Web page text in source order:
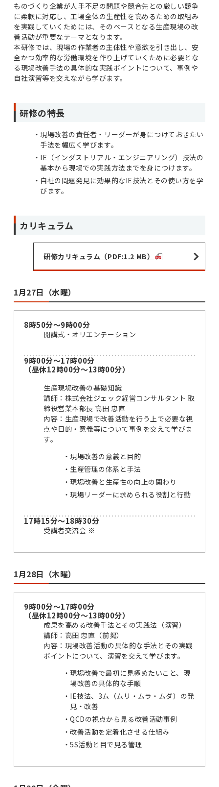
ものづくり企業が人手不足の問題や競合先との厳しい競争
に柔軟に対応し、工場全体の生産性を高めるための取組み
を実践していくためには、そのベースとなる生産現場の改
善活動が重要なテーマとなります。
本研修では、現場の作業者の主体性や意欲を引き出し、安
全かつ効率的な労働環境を作り上げていくために必要とな
る現場改善手法の具体的な実践ポイントについて、事例や
自社演習等を交えながら学びます。
研修の特長
現場改善の責任者・リーダーが身につけておきたい
手法を幅広く学びます。
IE（インダストリアル・エンジニアリング）技法の
基本から現場での実践方法までを身につけます。
自社の問題発見に効果的なIE技法とその使い方を学
びます。
カリキュラム
研修カリキュラム（PDF:1.2 MB）
1月27日（水曜）
8時50分～9時00分
開講式・オリエンテーション
9時00分～17時00分
（昼休12時00分～13時00分）
生産現場改善の基礎知識
講師：株式会社ジェック経営コンサルタント 取
締役営業本部長 高田 忠直
内容：生産現場で改善活動を行う上で必要な視
点や目的・意義等について事例を交えて学びま
す。
現場改善の意義と目的
生産管理の体系と手法
現場改善と生産性の向上の関わり
現場リーダーに求められる役割と行動
17時15分～18時30分
受講者交流会 ※
1月28日（木曜）
9時00分～17時00分
（昼休12時00分～13時00分）
成果を高める改善手法とその実践法（演習）
講師：高田 忠直（前掲）
内容：現場改善活動の具体的な手法とその実践
ポイントについて、演習を交えて学びます。
現場改善で最初に見極めたいこと、現
場改善の具体的な手順
IE技法、3ム（ムリ・ムラ・ムダ）の発
見・改善
QCDの視点から見る改善活動事例
改善活動を定着化させる仕組み
5S活動と目で見る管理